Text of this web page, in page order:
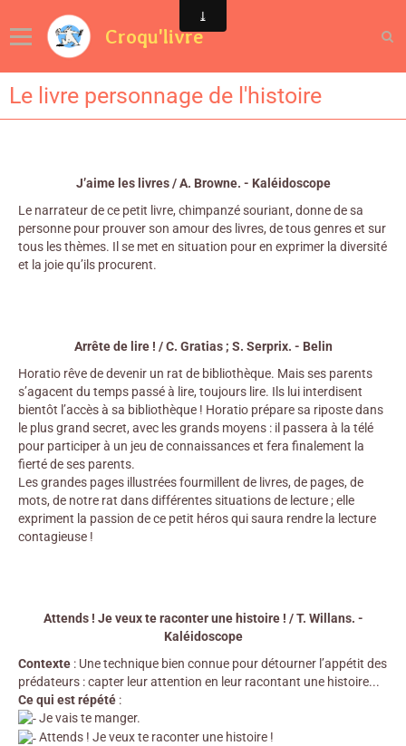
Croqu'livre
Le livre personnage de l'histoire
J’aime les livres / A. Browne. - Kaléidoscope
Le narrateur de ce petit livre, chimpanzé souriant, donne de sa
personne pour prouver son amour des livres, de tous genres et sur
tous les thèmes. Il se met en situation pour en exprimer la diversité
et la joie qu’ils procurent.
Arrête de lire ! / C. Gratias ; S. Serprix. - Belin
Horatio rêve de devenir un rat de bibliothèque. Mais ses parents
s’agacent du temps passé à lire, toujours lire. Ils lui interdisent
bientôt l’accès à sa bibliothèque ! Horatio prépare sa riposte dans
le plus grand secret, avec les grands moyens : il passera à la télé
pour participer à un jeu de connaissances et fera finalement la
fierté de ses parents.
Les grandes pages illustrées fourmillent de livres, de pages, de
mots, de notre rat dans différentes situations de lecture ; elle
expriment la passion de ce petit héros qui saura rendre la lecture
contagieuse !
Attends ! Je veux te raconter une histoire ! / T. Willans. -
Kaléidoscope
Contexte : Une technique bien connue pour détourner l’appétit des
prédateurs : capter leur attention en leur racontant une histoire...
Ce qui est répété :
Je vais te manger.
Attends ! Je veux te raconter une histoire !